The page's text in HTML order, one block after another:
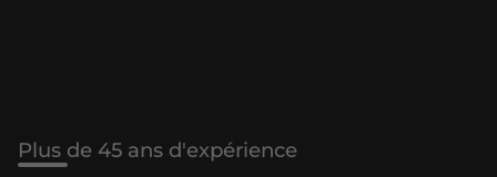
Plus de 45 ans d'expérience